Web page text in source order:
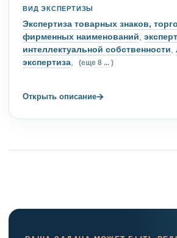
ВИД ЭКСПЕРТИЗЫ
Экспертиза товарных знаков,
фирменных наименований,
интеллектуальной собственности,
экспертиза, (еще 8 ... )
Открыть описание→